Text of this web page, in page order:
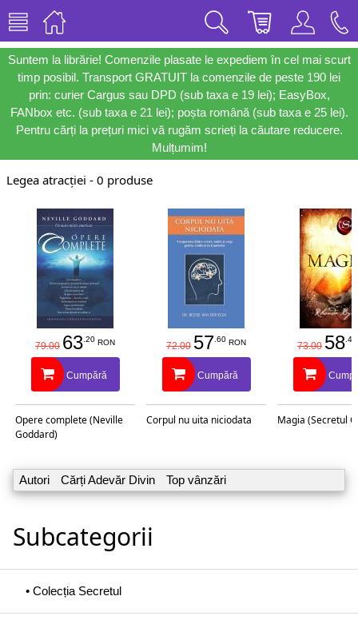
Suntem la librărie! Comenzile plasate le expediem în cel mai scurt
timp posibil. Transport GRATUIT la comenzile de peste 190 lei
prin: curier Cargus sau DPD (sub taxa e 19 lei); EasyBox,
FANbox etc. (sub taxa e 21 lei); poșta română (sub taxa e 25 lei).
Pentru cărți la prețuri mici vă rugăm scrieți la căutare reducere.
Mulțumim!
Legea atracției - 0 produse
79.00 63 .20 RON
Cumpără
Opere complete (Neville
Goddard)
72.00 57 .60 RON
Cumpără
Corpul nu uita niciodata
73.00 58 .40
Magia (Secretul
Autori Cărți Adevăr Divin Top vânzări
Subcategorii
• Colecția Secretul